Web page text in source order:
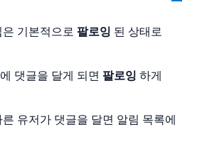
은 기본적으로 팔로잉 된 상태로
댓글을 달게 되면 팔로잉 하게
유저가 댓글을 달면 알림 목록에